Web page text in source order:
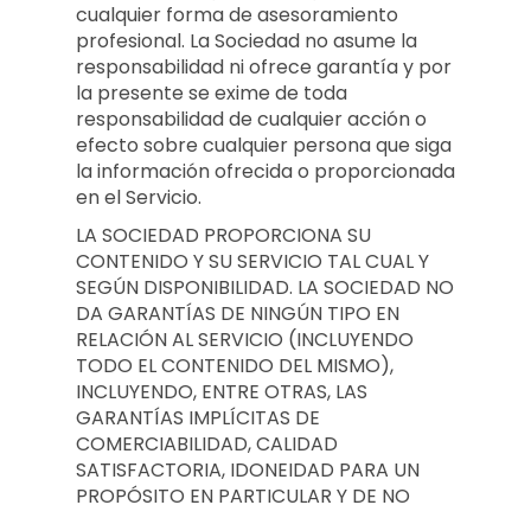
cualquier forma de asesoramiento
profesional. La Sociedad no asume la
responsabilidad ni ofrece garantía y por
la presente se exime de toda
responsabilidad de cualquier acción o
efecto sobre cualquier persona que siga
la información ofrecida o proporcionada
en el Servicio.
LA SOCIEDAD PROPORCIONA SU
CONTENIDO Y SU SERVICIO TAL CUAL Y
SEGÚN DISPONIBILIDAD. LA SOCIEDAD NO
DA GARANTÍAS DE NINGÚN TIPO EN
RELACIÓN AL SERVICIO (INCLUYENDO
TODO EL CONTENIDO DEL MISMO),
INCLUYENDO, ENTRE OTRAS, LAS
GARANTÍAS IMPLÍCITAS DE
COMERCIABILIDAD, CALIDAD
SATISFACTORIA, IDONEIDAD PARA UN
PROPÓSITO EN PARTICULAR Y DE NO